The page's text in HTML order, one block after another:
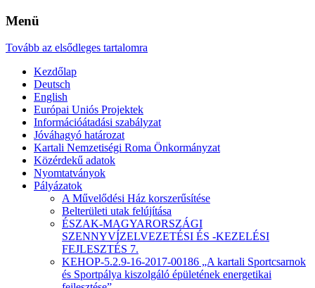
Menü
Tovább az elsődleges tartalomra
Kezdőlap
Deutsch
English
Európai Uniós Projektek
Információátadási szabályzat
Jóváhagyó határozat
Kartali Nemzetiségi Roma Önkormányzat
Közérdekű adatok
Nyomtatványok
Pályázatok
A Művelődési Ház korszerűsítése
Belterületi utak felújítása
ÉSZAK-MAGYARORSZÁGI
SZENNYVÍZELVEZETÉSI ÉS -KEZELÉSI
FEJLESZTÉS 7.
KEHOP-5.2.9-16-2017-00186 „A kartali Sportcsarnok
és Sportpálya kiszolgáló épületének energetikai